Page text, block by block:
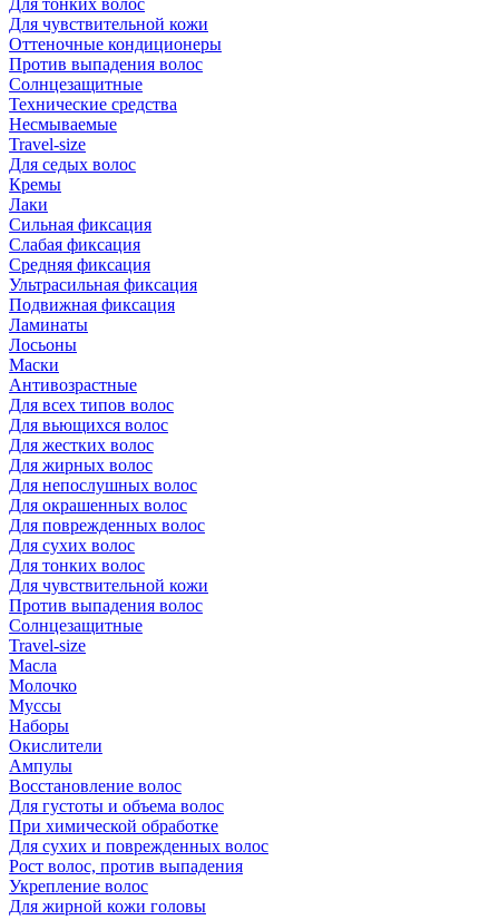
Для тонких волос
Для чувствительной кожи
Оттеночные кондиционеры
Против выпадения волос
Солнцезащитные
Технические средства
Несмываемые
Travel-size
Для седых волос
Кремы
Лаки
Сильная фиксация
Слабая фиксация
Средняя фиксация
Ультрасильная фиксация
Подвижная фиксация
Ламинаты
Лосьоны
Маски
Антивозрастные
Для всех типов волос
Для вьющихся волос
Для жестких волос
Для жирных волос
Для непослушных волос
Для окрашенных волос
Для поврежденных волос
Для сухих волос
Для тонких волос
Для чувствительной кожи
Против выпадения волос
Солнцезащитные
Travel-size
Масла
Молочко
Муссы
Наборы
Окислители
Ампулы
Восстановление волос
Для густоты и объема волос
При химической обработке
Для сухих и поврежденных волос
Рост волос, против выпадения
Укрепление волос
Для жирной кожи головы